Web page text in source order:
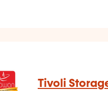
Tivoli